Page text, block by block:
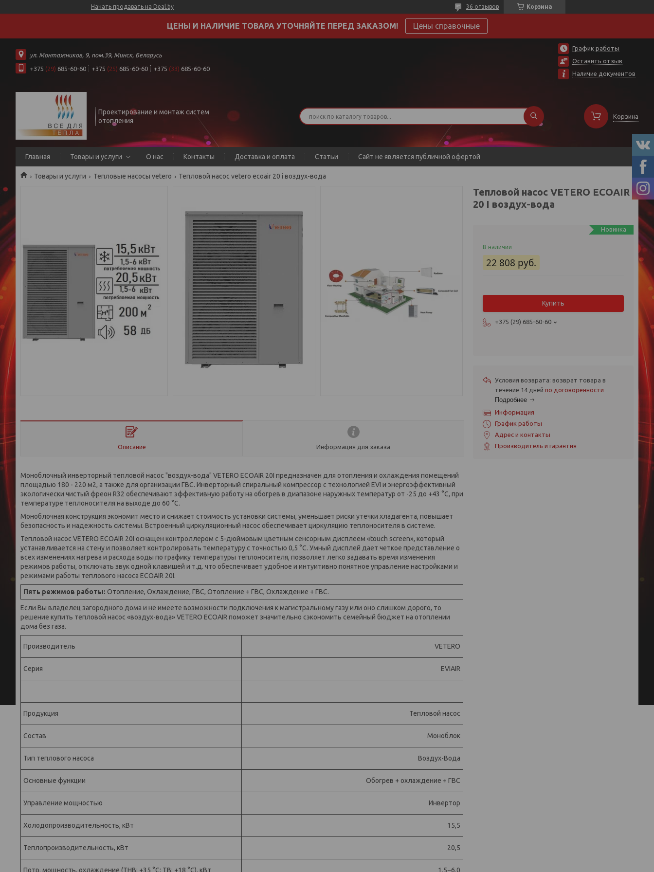
Начать продавать на Deal.by Корзина
36 отзывов
ЦЕНЫ И НАЛИЧИЕ ТОВАРА УТОЧНЯЙТЕ ПЕРЕД ЗАКАЗОМ! Цены справочные
ул. Монтажников, 9, пом.39, Минск, Беларусь
+375 (29) 685-60-60 +375 (25) 685-60-60 +375 (33) 685-60-60
График работы
Оставить отзыв
Наличие документов
Проектирование и монтаж систем
отопления
Корзина
Главная Товары и услуги О нас Контакты Доставка и оплата Статьи Сайт не является публичной офертой
Товары и услуги Тепловые насосы vetero Тепловой насос vetero ecoair 20 i воздух-вода
Описание Информация для заказа
Моноблочный инверторный тепловой насос "воздух-вода" VETERO ECOAIR 20I предназначен для отопления и охлаждения помещений
площадью 180 - 220 м2, а также для организации ГВС. Инверторный спиральный компрессор с технологией EVI и энергоэффективный
экологически чистый фреон R32 обеспечивают эффективную работу на обогрев в диапазоне наружных температур от -25 до +43 °С, при
температуре теплоносителя на выходе до 60 °С.
Моноблочная конструкция экономит место и снижает стоимость установки системы, уменьшает риски утечки хладагента, повышает
безопасность и надежность системы. Встроенный циркуляционный насос обеспечивает циркуляцию теплоносителя в системе.
Тепловой насос VETERO ECOAIR 20I оснащен контроллером с 5-дюймовым цветным сенсорным дисплеем «touch screen», который
устанавливается на стену и позволяет контролировать температуру с точностью 0,5 °C. Умный дисплей дает четкое представление о
всех изменениях нагрева и расхода воды по графику температуры теплоносителя, позволяет легко задавать время изменения
режимов работы, отключать звук одной клавишей и т.д. что обеспечивает удобное и интуитивно понятное управление настройками и
режимами работы теплового насоса ECOAIR 20I.
Пять режимов работы: Отопление, Охлаждение, ГВС, Отопление + ГВС, Охлаждение + ГВС.
Если Вы владелец загородного дома и не имеете возможности подключения к магистральному газу или оно слишком дорого, то
решение купить тепловой насос «воздух-вода» VETERO ECOAIR поможет значительно сэкономить семейный бюджет на отоплении
дома без газа.
Производитель VETERO
Серия EVIAIR
Продукция Тепловой насос
Состав Моноблок
Тип теплового насоса Воздух-Вода
Основные функции Обогрев + охлаждение + ГВС
Управление мощностью Инвертор
Холодопроизводительность, кВт 15,5
Теплопроизводительность, кВт 20,5
Потр. мощность, охлаждение (ТНВ: +35 °С; ТВ: +18 °С), кВт 1.5~6.0
Тепловой насос VETERO ECOAIR
20 I воздух-вода
Новинка
В наличии
22 808 руб.
Купить
+375 (29) 685-60-60
возврат товара в
течение 14 дней по договоренности
Подробнее
Информация
График работы
Адрес и контакты
Производитель и гарантия